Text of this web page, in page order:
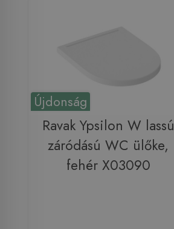
Újdonság
Ravak Ypsilon W lassú
záródású WC ülőke,
fehér X03090